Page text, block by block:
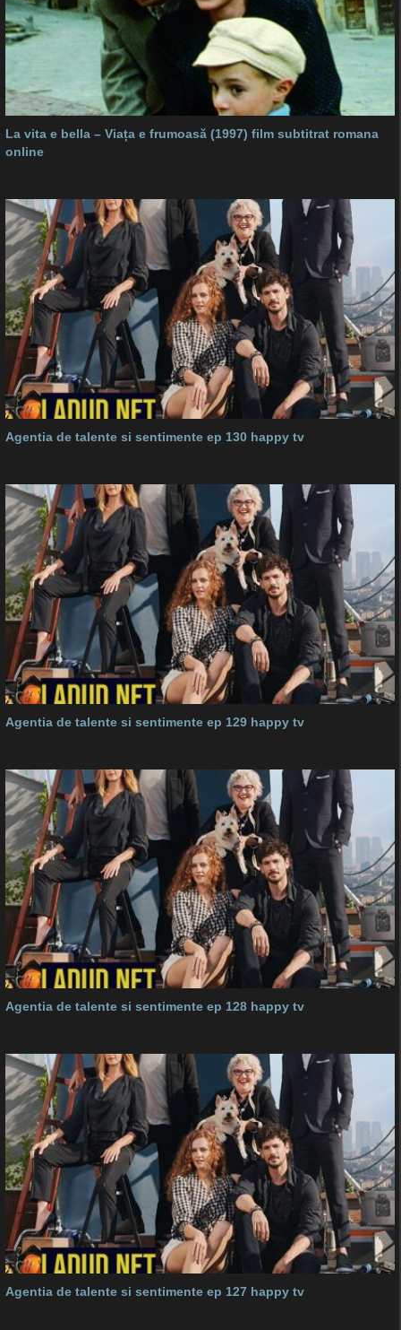
La vita e bella – Viața e frumoasă (1997) film subtitrat romana
online
Agentia de talente si sentimente ep 130 happy tv
Agentia de talente si sentimente ep 129 happy tv
Agentia de talente si sentimente ep 128 happy tv
Agentia de talente si sentimente ep 127 happy tv